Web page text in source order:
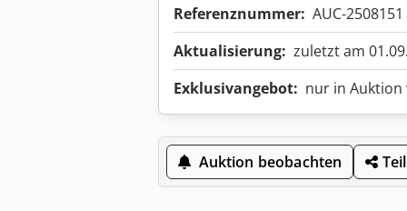
Referenznummer: AUC-2508151
Aktualisierung: zuletzt am
Exklusivangebot: nur in
Auktion beobachten